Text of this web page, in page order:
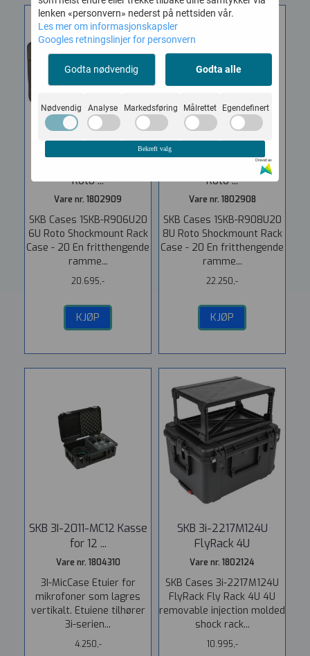
Roto ...
Vare nr. 1802909
SKB Cases 1SKB-R906U20
6U Roto Shockmount Rack
Case - 20 En fritthengende
ramme...
20.695,-
KJØP
SKB 1SKB-R908U20 8U
Roto ...
Vare nr. 1802908
SKB Cases 1SKB-R908U20
8U Roto Shockmount Rack
Case - 20 En fritthengende
ramme...
22.250,-
KJØP
SKB 3I-2011-MC12 Kasse
for 12 ...
Vare nr. 1804310
3I-MicCase Etuier for
mikrofoner som lagres
vertikalt. Etuiene tilhører
3i-serien...
4.250,-
SKB 3i-2217M124U
FlyRack 4U
Vare nr. 1802124
SKB Cases 3i-2217M124U
FlyRack Fly Rack 4U 4U
removable injection molded
shock rack...
10.995,-
lenken «personvern» nederst på nettsiden vår.
Les mer om informasjonskapsler
Googles retningslinjer for personvern
Godta nødvendig Godta alle
Nødvendig Analyse Markedsføring Målrettet Egendefinert
Bekreft valg
Drevet av